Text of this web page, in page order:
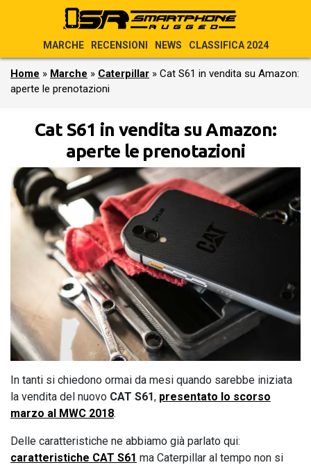
MARCHE RECENSIONI NEWS CLASSIFICA 2024
Home » Marche » Caterpillar » Cat S61 in vendita su Amazon:
aperte le prenotazioni
Cat S61 in vendita su Amazon:
aperte le prenotazioni
In tanti si chiedono ormai da mesi quando sarebbe iniziata
la vendita del nuovo CAT S61, presentato lo scorso
marzo al MWC 2018.
Delle caratteristiche ne abbiamo già parlato qui:
caratteristiche CAT S61 ma Caterpillar al tempo non si